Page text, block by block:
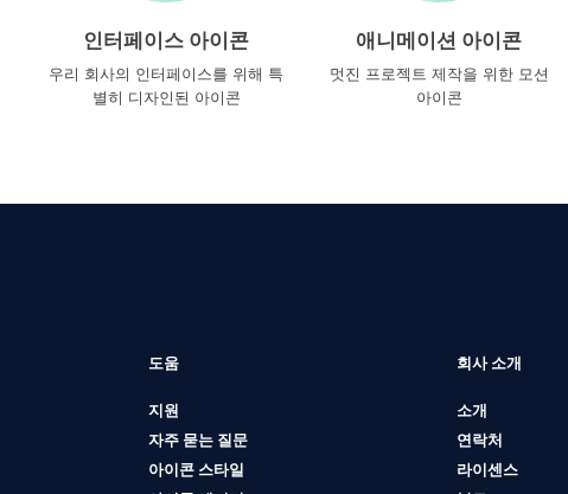
인터페이스 아이콘
우리 회사의 인터페이스를 위해 특
별히 디자인된 아이콘
애니메이션 아이콘
멋진 프로젝트 제작을 위한 모션
아이콘
도움
지원
자주 묻는 질문
아이콘 스타일
회사 소개
소개
연락처
라이센스